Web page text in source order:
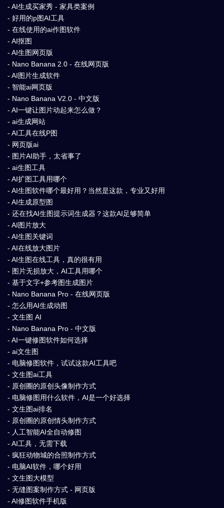
- AI生成买家秀 - 家具类案例
- 好用的p图AI工具
- 在线使用的ai作图软件
- AI抠图
- AI生图网页版
- Nano Banana 2.0 - 在线网页版
- AI图片生成软件
- 智能ai网页版
- Nano Banana V2.0 - 中文版
- AI一键让图片动起来怎么做？
- ai生成网站
- AI工具在线P图
- 网页版ai
- 图片AI助手，太省事了
- ai生图工具
- AI扩图工具用哪个
- AI生图软件哪个最好用？当然是这款，专业又好用
- AI生成原型图
- 还在找AI生图提示词生成器？这款AI足够简单
- AI图片放大
- AI生图关键词
- AI在线放大图片
- AI生图在线工具，真的很有用
- 图片无损放大，AI工具用哪个
- 基于文字+参考图生成图片
- Nano Banana Pro - 在线网页版
- 怎么用AI生成动图
- 文生图 AI
- Nano Banana Pro - 中文版
- AI一键修图软件如何选择
- ai文生图
- 电脑修图软件，试试这款AI工具吧
- 文生图ai工具
- 原创圈的原创头像制作方式
- 电脑修图用什么软件，AI是一个好选择
- 文生图ai排名
- 原创圈的原创情头制作方式
- 人工智能AI全自动修图
- AI工具，无需下载
- 疯狂动物城的合照制作方式
- 电脑AI软件，哪个好用
- 文生图大模型
- 无缝图案制作方式 - 网页版
- AI修图软件手机版